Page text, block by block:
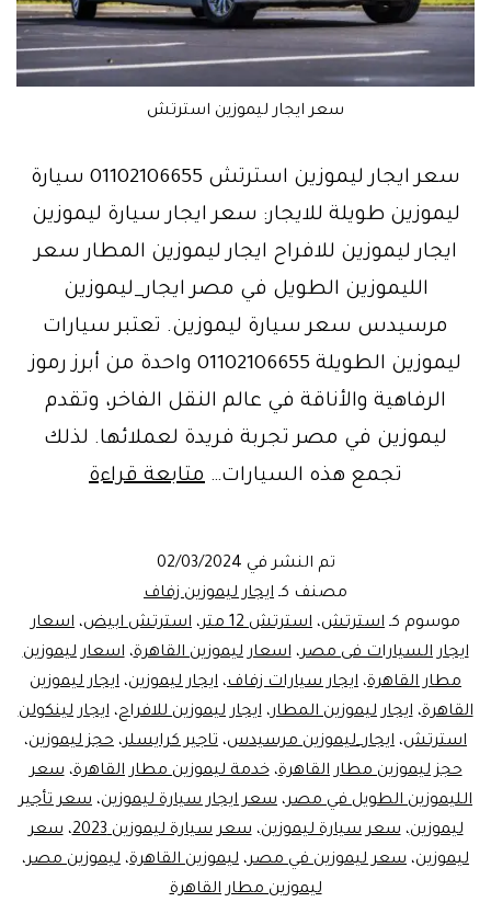
سعر ايجار ليموزين استرتش
سعر ايجار ليموزين استرتش 01102106655 سيارة
ليموزين طويلة للايجار: سعر ايجار سيارة ليموزين
ايجار ليموزين للافراح ايجار ليموزين المطار سعر
الليموزين الطويل في مصر ايجار_ليموزين
مرسيدس سعر سيارة ليموزين. تعتبر سيارات
ليموزين الطويلة 01102106655 واحدة من أبرز رموز
الرفاهية والأناقة في عالم النقل الفاخر، وتقدم
ليموزين في مصر تجربة فريدة لعملائها. لذلك
تجمع هذه السيارات… متابعة قراءة
مصر
تم النشر في 02/03/2024
مصنف كـ ايجار ليموزين زفاف
موسوم كـ استرتش، استرتش 12 متر ، استرتش ابيض، اسعار
ايجار السيارات فى مصر،اسعار ليموزين القاهرة،اسعار ليموزين
مطار القاهرة، ايجار سيارات زفاف، ايجار ليموزين، ايجار ليموزين
القاهرة،ايجار ليموزين المطار،ايجار ليموزين للافراح،ايجار لينكولن
استرتش، ايجار_ليموزين مرسيدس، تاجير كرايسلر، حجز ليموزين،
حجز ليموزين مطار القاهرة،خدمة ليموزين مطار القاهرة،سعر
الليموزين الطويل في مصر، سعر ايجار سيارة ليموزين، سعر تأجير
ليموزين،سعر سيارة ليموزين،سعر سيارة ليموزين 2023 ،سعر
ليموزين، سعر ليموزين في مصر، ليموزين القاهرة، ليموزين مصر،
ليموزين مطار القاهرة